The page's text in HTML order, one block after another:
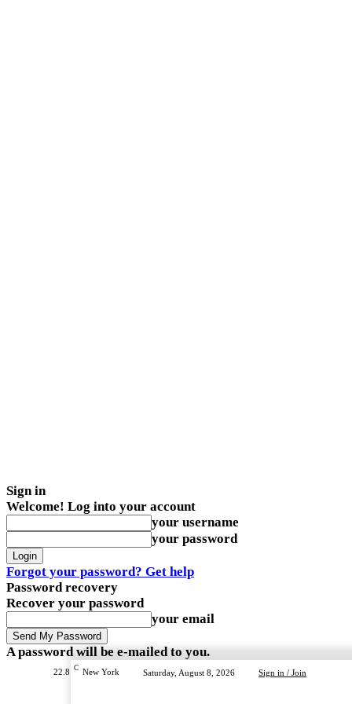
Sign in
Welcome! Log into your account
your username
your password
Forgot your password? Get help
Password recovery
Recover your password
your email
A password will be e-mailed to you.
22.8 C New York Saturday, August 8, 2026 Sign in / Join